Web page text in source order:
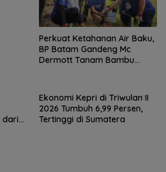
Perkuat Ketahanan Air Baku,
BP Batam Gandeng Mc
Dermott Tanam Bambu
dari
Ekonomi Kepri di Triwulan II
2026 Tumbuh 6,99 Persen,
Tertinggi di Sumatera